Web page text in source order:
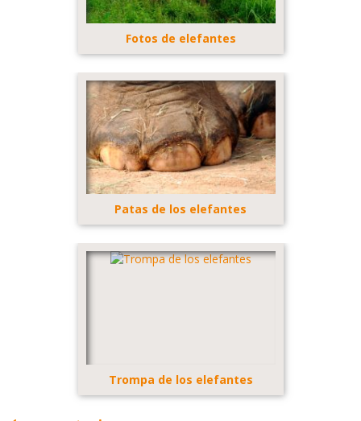
Fotos de elefantes
Patas de los elefantes
Trompa de los elefantes